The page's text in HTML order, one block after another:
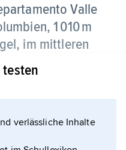
Valle
1 010 m
im mittleren
(Zuckerrohr, Reis,
testen
verlässliche Inhalte